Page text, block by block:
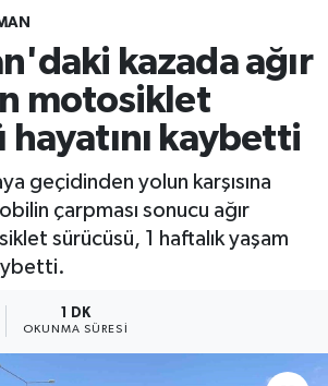
kazada ağır
motosiklet
hayatını kaybetti
geçidinden yolun karşısına
çarpması sonucu ağır
sürücüsü, 1 haftalık yaşam
1 DK
OKUNMA SÜRESI